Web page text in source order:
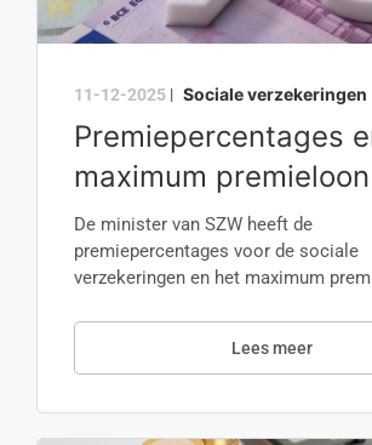
11-12-2025 | Sociale verzekeringen
Premiepercentages
maximum
De minister van SZW heeft de
premiepercentages voor de sociale
verzekeringen en het maximum
Lees meer